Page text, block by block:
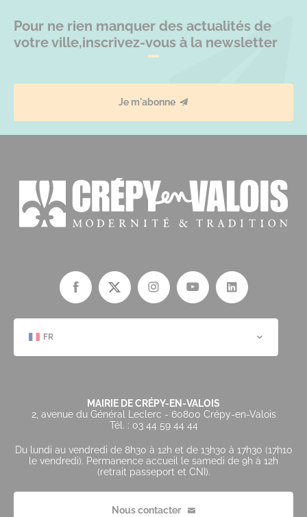
Pour ne rien manquer des actualités de
votre ville,inscrivez-vous à la newsletter
Je m'abonne
FR
MAIRIE DE CRÉPY-EN-VALOIS
2, avenue du Général Leclerc - 60800 Crépy-en-Valois
Tél. : 03 44 59 44 44
Du lundi au vendredi de 8h30 à 12h et de 13h30 à 17h30 (17h10
le vendredi). Permanence accueil le samedi de 9h à 12h
(retrait passeport et CNI).
Nous contacter